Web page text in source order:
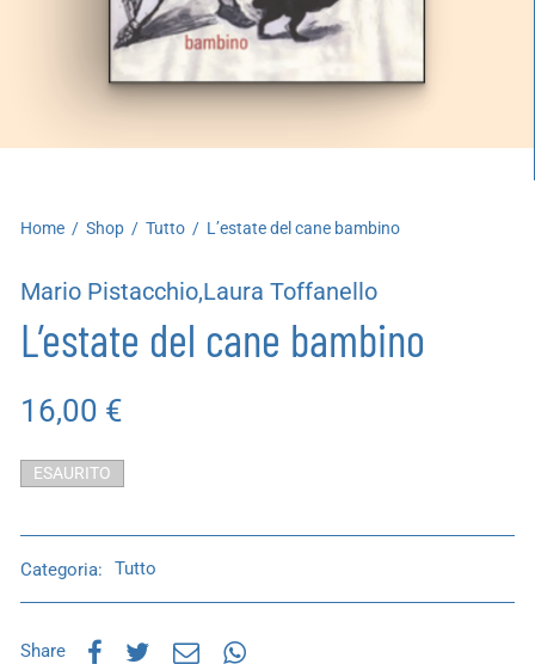
Home / Shop / Tutto / L’estate del cane bambino
Mario Pistacchio,Laura Toffanello
L’estate del cane bambino
16,00 €
ESAURITO
Categoria: Tutto
Share